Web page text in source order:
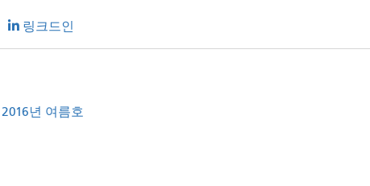
링크드인
년 여름호